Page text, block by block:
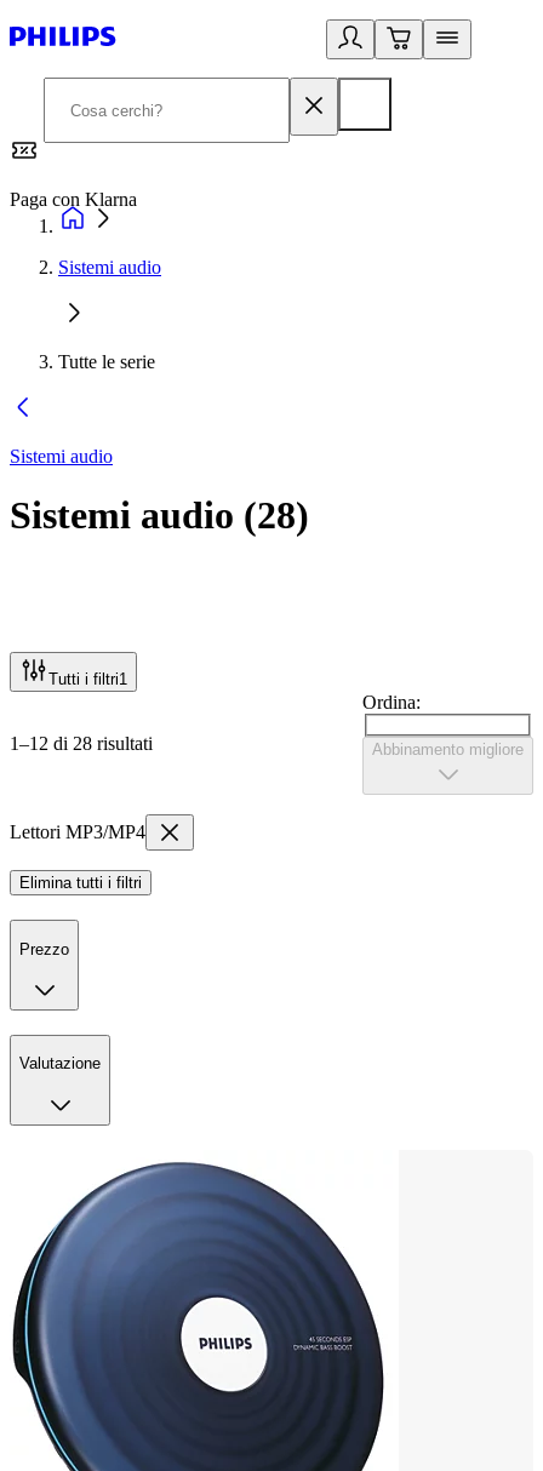
Paga con Klarna
Sistemi audio
Tutte le serie
Sistemi audio
Sistemi audio (28)
Tutti i filtri1
1–12 di 28 risultati
Ordina:
Abbinamento migliore
Lettori MP3/MP4
Elimina tutti i filtri
Prezzo
Valutazione